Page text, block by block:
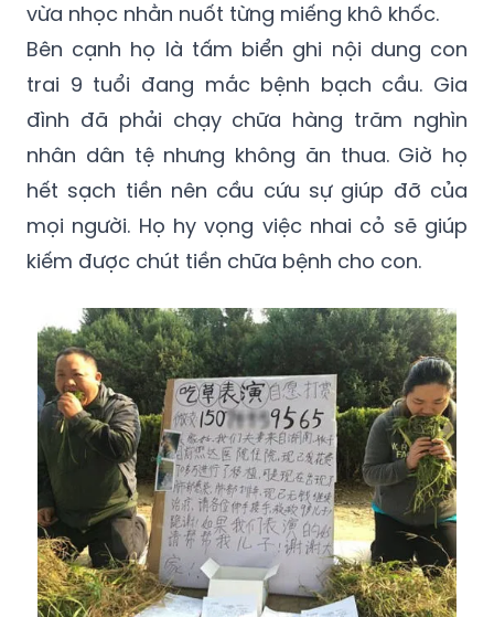
biển và đống cỏ trước mặt. Chốc chốc họ lại
bốc từng nắm cỏ cho vào miệng, vừa khóc
vừa nhọc nhằn nuốt từng miếng khô khốc.
Bên cạnh họ là tấm biển ghi nội dung con
trai 9 tuổi đang mắc bệnh bạch cầu. Gia
đình đã phải chạy chữa hàng trăm nghìn
nhân dân tệ nhưng không ăn thua. Giờ họ
hết sạch tiền nên cầu cứu sự giúp đỡ của
mọi người. Họ hy vọng việc nhai cỏ sẽ giúp
kiếm được chút tiền chữa bệnh cho con.